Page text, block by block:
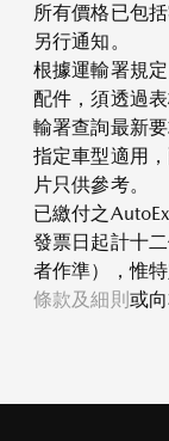
所有價格已包
另行通知。
根據運輸署規
配件，須透過
輸署查詢最新要
指定車型適用
片只供參考。
已繳付之
發票日起計十
者作準），惟
條款及細則 或